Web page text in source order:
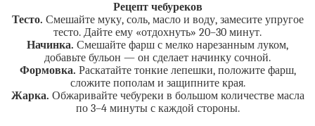
Рецепт чебуреков
Тесто. Смешайте муку, соль, масло и воду, замесите упругое
тесто. Дайте ему «отдохнуть» 20–30 минут.
Начинка. Смешайте фарш с мелко нарезанным луком,
добавьте бульон — он сделает начинку сочной.
Формовка. Раскатайте тонкие лепешки, положите фарш,
сложите пополам и защипните края.
Жарка. Обжаривайте чебуреки в большом количестве масла
по 3–4 минуты с каждой стороны.